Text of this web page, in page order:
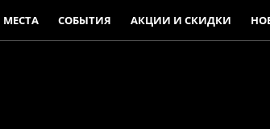
МЕСТА СОБЫТИЯ АКЦИИ И СКИДКИ